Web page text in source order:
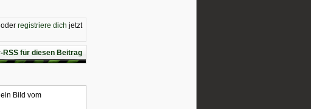
oder registriere dich jetzt
RSS für diesen Beitrag
Bild vom